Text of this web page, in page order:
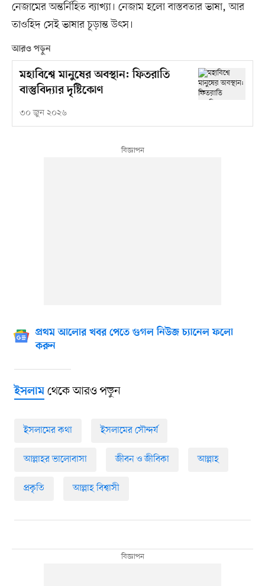
নেজামের অন্তর্নিহিত ব্যাখ্যা। নেজাম হলো বাস্তবতার ভাষা, আর
তাওহিদ সেই ভাষার চূড়ান্ত উৎস।
আরও পড়ুন
মহাবিশ্বে মানুষের অবস্থান: ফিতরাতি
বাস্তুবিদ্যার দৃষ্টিকোণ
৩০ জুন ২০২৬
প্রথম আলোর খবর পেতে গুগল নিউজ চ্যানেল ফলো
করুন
ইসলামথেকে আরও পড়ুন
ইসলামের কথা ইসলামের সৌন্দর্য
আল্লাহর ভালোবাসা জীবন ও জীবিকা আল্লাহ
প্রকৃতি আল্লাহ বিশ্বাসী